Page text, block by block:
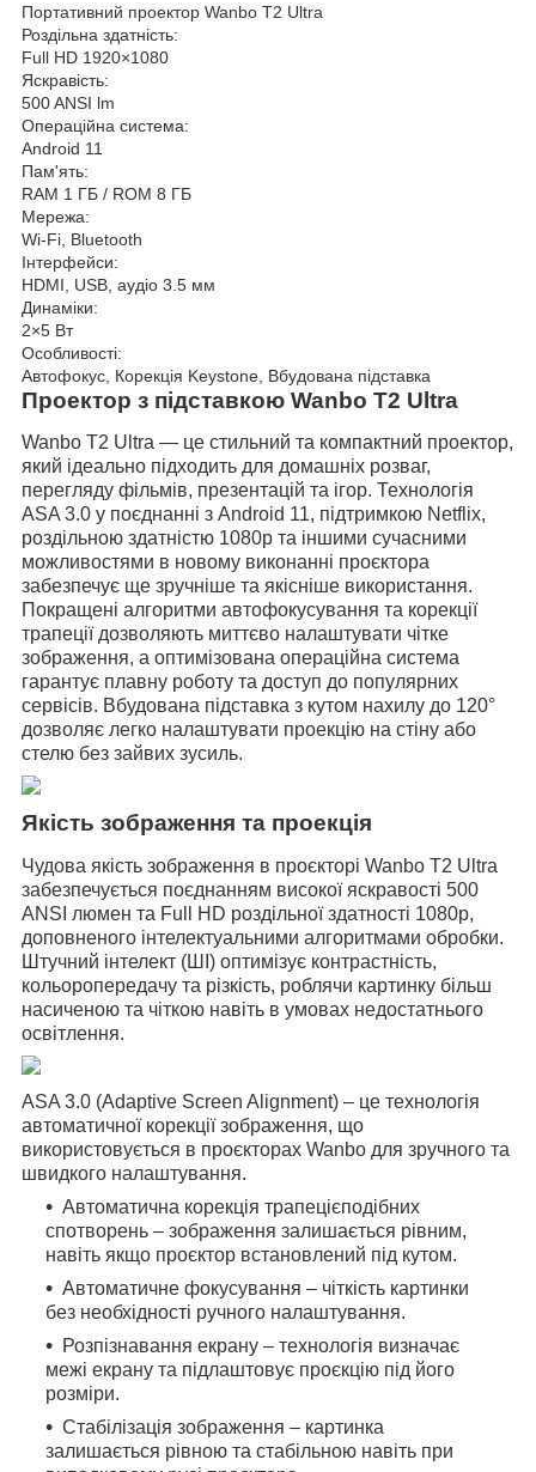
Портативний проектор Wanbo T2 Ultra
Роздільна здатність:
Full HD 1920×1080
Яскравість:
500 ANSI lm
Операційна система:
Android 11
Пам'ять:
RAM 1 ГБ / ROM 8 ГБ
Мережа:
Wi-Fi, Bluetooth
Інтерфейси:
HDMI, USB, аудіо 3.5 мм
Динаміки:
2×5 Вт
Особливості:
Автофокус, Корекція Keystone, Вбудована підставка
Проектор з підставкою Wanbo T2 Ultra
Wanbo T2 Ultra — це стильний та компактний проектор,
який ідеально підходить для домашніх розваг,
перегляду фільмів, презентацій та ігор. Технологія
ASA 3.0 у поєднанні з Android 11, підтримкою Netflix,
роздільною здатністю 1080p та іншими сучасними
можливостями в новому виконанні проєктора
забезпечує ще зручніше та якісніше використання.
Покращені алгоритми автофокусування та корекції
трапеції дозволяють миттєво налаштувати чітке
зображення, а оптимізована операційна система
гарантує плавну роботу та доступ до популярних
сервісів. Вбудована підставка з кутом нахилу до 120°
дозволяє легко налаштувати проекцію на стіну або
стелю без зайвих зусиль.
Якість зображення та проекція
Чудова якість зображення в проєкторі Wanbo T2 Ultra
забезпечується поєднанням високої яскравості 500
ANSI люмен та Full HD роздільної здатності 1080p,
доповненого інтелектуальними алгоритмами обробки.
Штучний інтелект (ШІ) оптимізує контрастність,
кольоропередачу та різкість, роблячи картинку більш
насиченою та чіткою навіть в умовах недостатнього
освітлення.
ASA 3.0 (Adaptive Screen Alignment) – це технологія
автоматичної корекції зображення, що
використовується в проєкторах Wanbo для зручного та
швидкого налаштування.
Автоматична корекція трапецієподібних
спотворень – зображення залишається рівним,
навіть якщо проєктор встановлений під кутом.
Автоматичне фокусування – чіткість картинки
без необхідності ручного налаштування.
Розпізнавання екрану – технологія визначає
межі екрану та підлаштовує проєкцію під його
розміри.
Стабілізація зображення – картинка
залишається рівною та стабільною навіть при